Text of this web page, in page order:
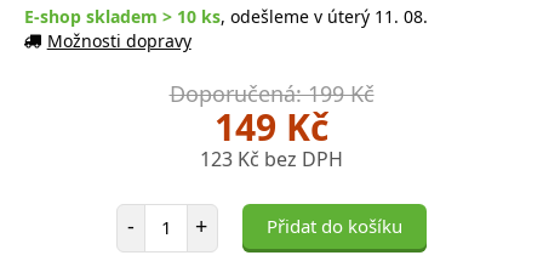
E-shop skladem > 10 ks, odešleme v úterý 11. 08.
Možnosti dopravy
Doporučená: 199 Kč
149 Kč
123 Kč bez DPH
- Počet položek
+ Přidat do košíku